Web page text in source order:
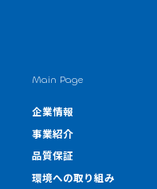
Main Page
企業情報
事業紹介
品質保証
環境への取り組み